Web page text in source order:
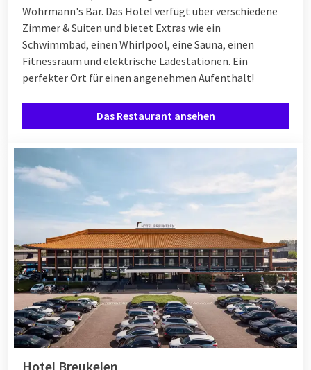
Wohrmann's Bar. Das Hotel verfügt über verschiedene
Zimmer & Suiten und bietet Extras wie ein
Schwimmbad, einen Whirlpool, eine Sauna, einen
Fitnessraum und elektrische Ladestationen. Ein
perfekter Ort für einen angenehmen Aufenthalt!
Das Restaurant ansehen
Hotel Breukelen